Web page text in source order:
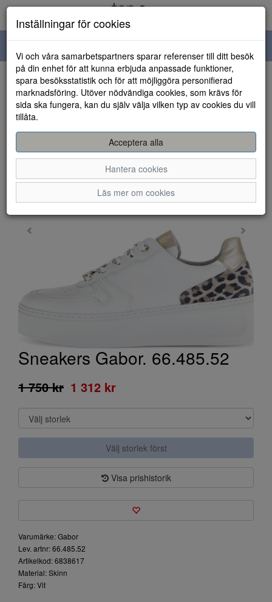
navigation
HEM
Sneakers Gabor. 66.485.52
1 750 kr 1 312 kr
Välj storlek först
Visa prishistorik
Varumärke: Gabor
Lev. artnr: 66.485.52
Artikelkod: 6838617
Material: Skinn
Färg: Vit
Inställningar för cookies
Vi och våra samarbetspartners sparar referenser till ditt besök
på din enhet för att kunna erbjuda anpassade funktioner,
spara besöksstatistik och för att möjliggöra personifierad
marknadsföring. Utöver nödvändiga cookies, som krävs för
sida ska fungera, kan du själv välja vilken typ av cookies du vill
tillåta.
Acceptera alla
Hantera cookies
Läs mer om cookies